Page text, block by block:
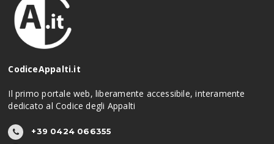
CodiceAppalti.it
Il primo portale web, liberamente accessibile, interamente
dedicato al Codice degli Appalti
+39 0424 066355